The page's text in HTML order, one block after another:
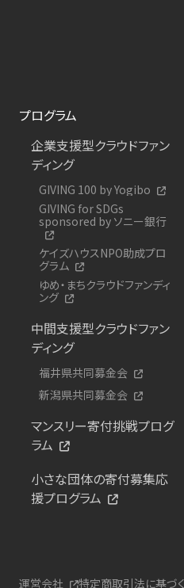
プログラム
企業支援型クラウドファン
ディング
GIVING 100 by Yogibo
GIVING for SDGs
sponsored by ソニー銀行
ケイズハウスNPO助成プロ
グラム
ゆめ・まちクラウドファンディ
ング
中間支援型クラウドファン
ディング
福井県共同募金会
新潟県共同募金会
マンスリー寄付挑戦プログ
ラム
小さな団体の寄付募集応
援プログラム
運営会社 特定商取引法に基づ